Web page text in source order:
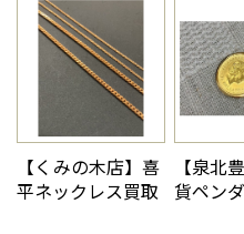
【くみの木店】喜
平ネックレス買取
【泉北
貨ペン